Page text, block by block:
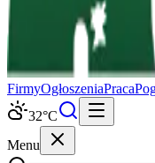
FirmyOgłoszeniaPraca
32°C
Menu